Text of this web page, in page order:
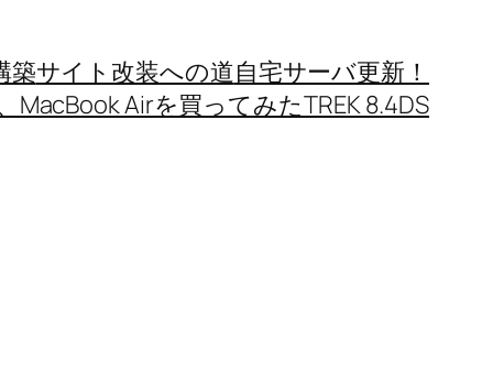
築サイト改装への道自宅サーバ更新！
MacBook Airを買ってみたTREK 8.4DS